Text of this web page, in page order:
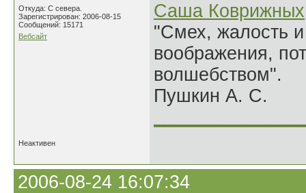
Откуда: С севера.
Зарегистрирован: 2006-08-15
Сообщений: 15171
Вебсайт
Саша Коврижных
"Смех, жалость
воображения,
волшебством".
Пушкин А. С.
Неактивен
2006-08-24 16:07:34